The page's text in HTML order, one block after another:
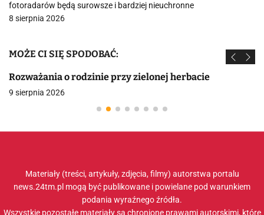
fotoradarów będą surowsze i bardziej nieuchronne
8 sierpnia 2026
MOŻE CI SIĘ SPODOBAĆ:
Rozważania o rodzinie przy zielonej herbacie
9 sierpnia 2026
Materiały (treści, artykuły, zdjęcia, filmy) autorstwa portalu
news.24tm.pl mogą być publikowane i powielane pod warunkiem
podania wyraźnego źródła.
Wszystkie pozostałe materiały są chronione prawami autorskimi, które